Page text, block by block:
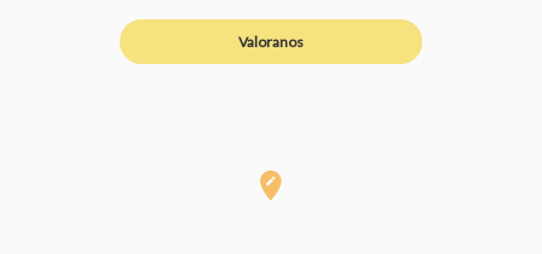
Valoranos